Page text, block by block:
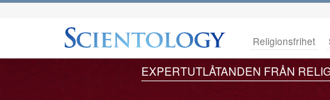
Religionsfrihet
EXPERTUTLÅTANDEN FRÅN